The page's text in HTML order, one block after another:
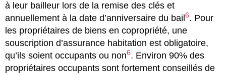
à leur bailleur lors de la remise des clés et
annuellement à la date d’anniversaire du bail 6. Pour
les propriétaires de biens en copropriété, une
souscription d’assurance habitation est obligatoire,
qu’ils soient occupants ou non6. Environ 90% des
propriétaires occupants sont fortement conseillés de